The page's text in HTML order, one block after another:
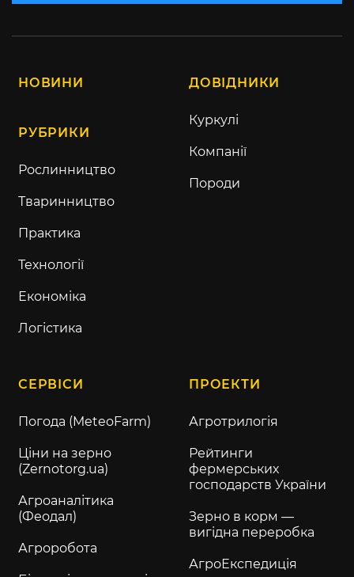
НОВИНИ
РУБРИКИ
Рослинництво
Тваринництво
Практика
Технології
Економіка
Логістика
ДОВІДНИКИ
Куркулі
Компанії
Породи
СЕРВІСИ
Погода (MeteoFarm)
Ціни на зерно
(Zernotorg.ua)
Агроаналітика
(Феодал)
Агроробота
ПРОЕКТИ
Агротрилогія
Рейтинги
фермерських
господарств України
Зерно в корм —
вигідна переробка
АгроЕкспедиція